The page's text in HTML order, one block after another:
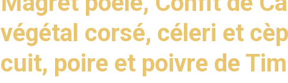
végétal corsé, céleri et
cuit, poire et poivre de